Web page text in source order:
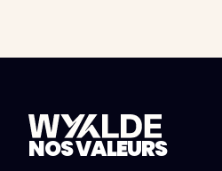
NOS VALEURS